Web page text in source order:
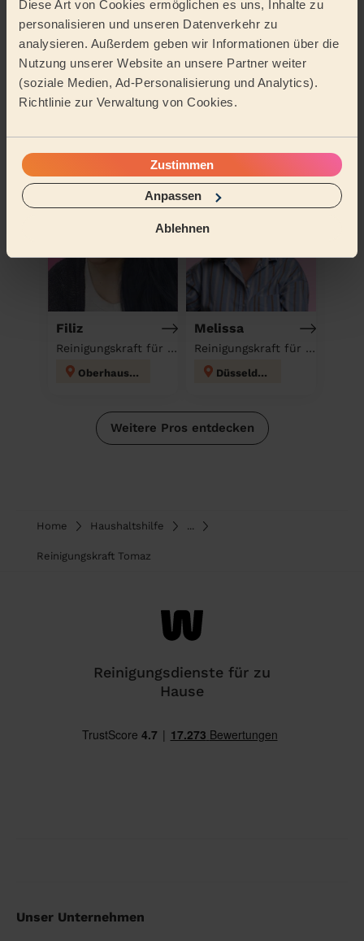
Diese Art von Cookies ermöglichen es uns, Inhalte zu
personalisieren und unseren Datenverkehr zu
analysieren. Außerdem geben wir Informationen über die
Nutzung unserer Website an unsere Partner weiter
(soziale Medien, Ad-Personalisierung und Analytics).
Richtlinie zur Verwaltung von Cookies.
Zustimmen
Anpassen
Ablehnen
Anna-Karina Linda
Filiz
Reinigungskraft für deinen Haushalt
Oberhausen
Melissa
Reinigungskraft für deinen Haushalt
Düsseldorf
Weitere Pros entdecken
Home Haushaltshilfe ...
Reinigungskraft Tomaz
Reinigungsdienste für zu
Hause
Unser Unternehmen